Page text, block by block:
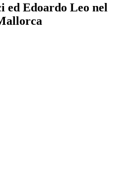
ed Edoardo Leo nel